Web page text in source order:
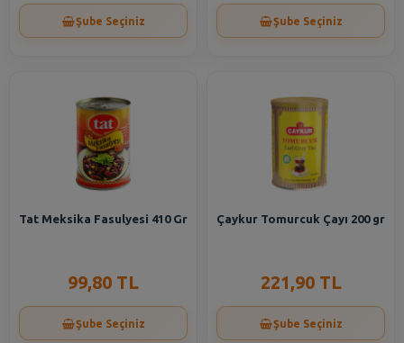
Şube Seçiniz Şube Seçiniz
Tat Meksika Fasulyesi 410 Gr
99,80 TL
Şube Seçiniz
Çaykur Tomurcuk Çayı 200 gr
221,90 TL
Şube Seçiniz